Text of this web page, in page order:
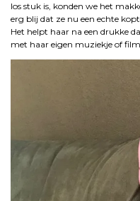
los stuk is, konden we het
erg blij dat ze nu een echte
Het helpt haar na een drukke
met haar eigen muziekje of